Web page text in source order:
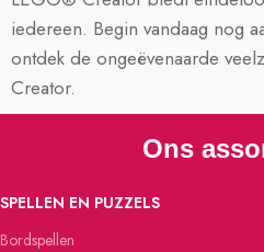
iedereen. Begin vandaag nog
ontdek de ongeëvenaarde
Creator.
Ons
SPELLEN EN PUZZELS
Bordspellen